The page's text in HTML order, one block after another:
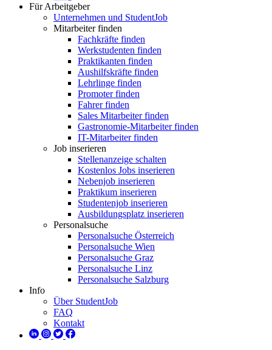
Für Arbeitgeber
Unternehmen und StudentJob
Mitarbeiter finden
Fachkräfte finden
Werkstudenten finden
Praktikanten finden
Aushilfskräfte finden
Lehrlinge finden
Promoter finden
Fahrer finden
Sales Mitarbeiter finden
Gastronomie-Mitarbeiter finden
IT-Mitarbeiter finden
Job inserieren
Stellenanzeige schalten
Kostenlos Jobs inserieren
Nebenjob inserieren
Praktikum inserieren
Studentenjob inserieren
Ausbildungsplatz inserieren
Personalsuche
Personalsuche Österreich
Personalsuche Wien
Personalsuche Graz
Personalsuche Linz
Personalsuche Salzburg
Info
Über StudentJob
FAQ
Kontakt